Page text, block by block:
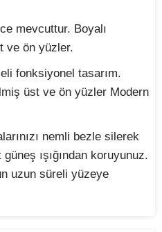
mevcuttur. Boyalı
ve ön yüzler.
fonksiyonel tasarım.
üst ve ön yüzler Modern
nemli bezle silerek
ışığından koruyunuz.
uzun süreli yüzeye